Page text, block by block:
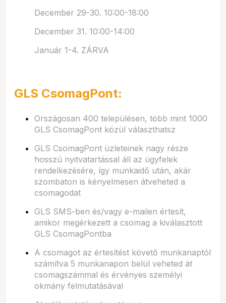
December 29-30. 10:00-18:00
December 31. 10:00-14:00
Január 1-4. ZÁRVA
GLS CsomagPont:
Országosan 400 településen, több mint 1000
GLS CsomagPont közül választhatsz
GLS CsomagPont üzleteinek nagy része
hosszú nyitvatartással áll az ügyfelek
rendelkezésére, így munkaidő után, akár
szombaton is kényelmesen átveheted a
csomagodat
GLS SMS-ben és/vagy e-mailen értesít,
amikor megérkezett a csomag a kiválasztott
GLS CsomagPontba
A csomagot az értesítést követő munkanaptól
számítva 5 munkanapon belül veheted át
csomagszámmal és érvényes személyi
okmány felmutatásával